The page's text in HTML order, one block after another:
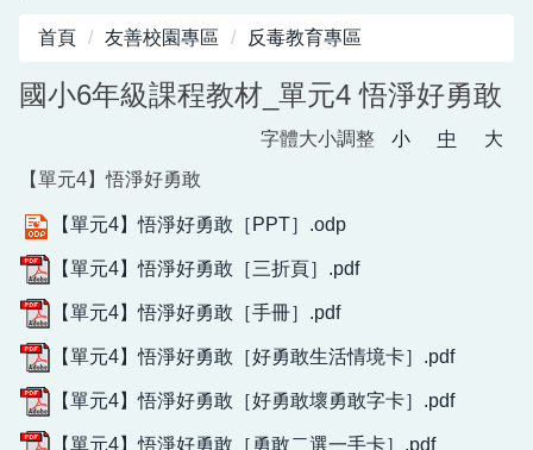
週年紀念專刊
首頁 友善校園專區 反毒教育專區
國小6年級課程教材_單元4 悟淨好勇敢
字體大小調整 小 中
大
【單元4】悟淨好勇敢
【單元4】悟淨好勇敢［PPT］.odp
【單元4】悟淨好勇敢［三折頁］.pdf
【單元4】悟淨好勇敢［手冊］.pdf
【單元4】悟淨好勇敢［好勇敢生活情境卡］.pdf
【單元4】悟淨好勇敢［好勇敢壞勇敢字卡］.pdf
【單元4】悟淨好勇敢［勇敢二選一手卡］.pdf